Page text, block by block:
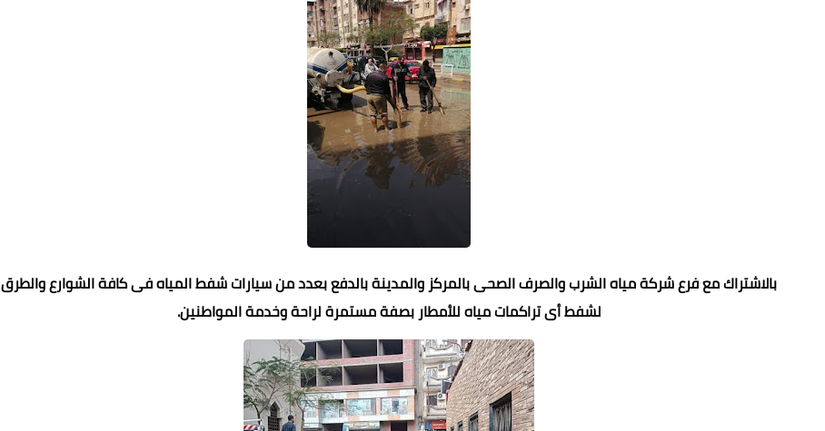
بالاشتراك مع فرع شركة مياه الشرب والصرف الصحى بالمركز والمدينة بالدفع بعدد من سيارات شفط المياه فى كافة الشوارع والطرق
لشفط أى تراكمات مياه للأمطار بصفة مستمرة لراحة وخدمة المواطنين.